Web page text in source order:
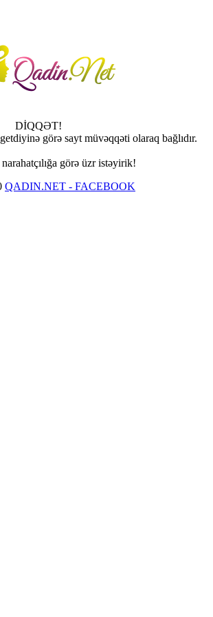
DİQQƏT!
görə sayt müvəqqəti olaraq bağlıdır.
görə üzr istəyirik!
QADIN.NET - FACEBOOK